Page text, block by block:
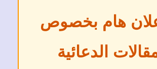
هام بخصوص
الدعائية